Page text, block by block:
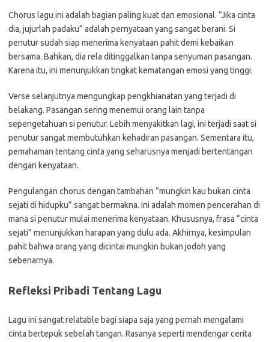
Chorus lagu ini adalah bagian paling kuat dan emosional. “Jika cinta
dia, jujurlah padaku” adalah pernyataan yang sangat berani. Si
penutur sudah siap menerima kenyataan pahit demi kebaikan
bersama. Bahkan, dia rela ditinggalkan tanpa senyuman pasangan.
Karena itu, ini menunjukkan tingkat kematangan emosi yang tinggi.
Verse selanjutnya mengungkap pengkhianatan yang terjadi di
belakang. Pasangan sering menemui orang lain tanpa
sepengetahuan si penutur. Lebih menyakitkan lagi, ini terjadi saat si
penutur sangat membutuhkan kehadiran pasangan. Sementara itu,
pemahaman tentang cinta yang seharusnya menjadi bertentangan
dengan kenyataan.
Pengulangan chorus dengan tambahan “mungkin kau bukan cinta
sejati di hidupku” sangat bermakna. Ini adalah momen pencerahan di
mana si penutur mulai menerima kenyataan. Khususnya, frasa “cinta
sejati” menunjukkan harapan yang dulu ada. Akhirnya, kesimpulan
pahit bahwa orang yang dicintai mungkin bukan jodoh yang
sebenarnya.
Refleksi Pribadi Tentang Lagu
Lagu ini sangat relatable bagi siapa saja yang pernah mengalami
cinta bertepuk sebelah tangan. Rasanya seperti mendengar cerita